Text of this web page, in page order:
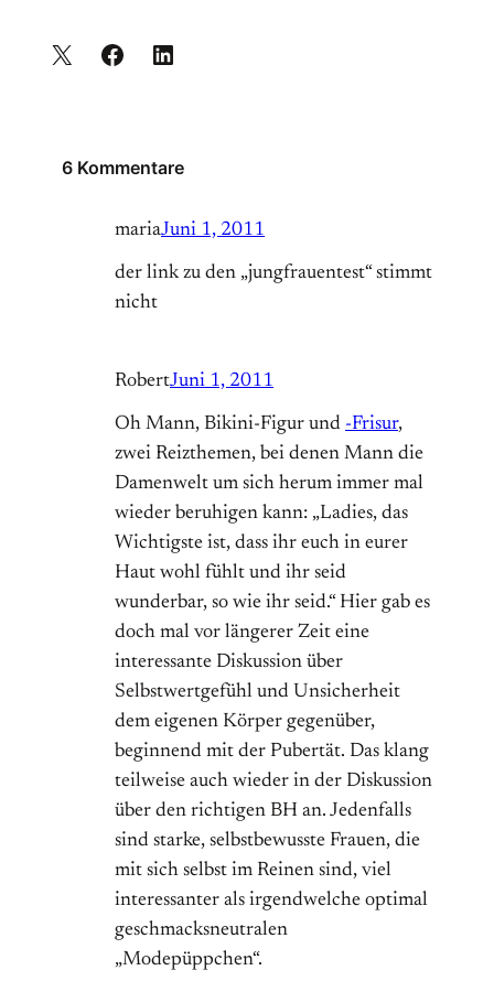
6 Kommentare
mariaJuni 1, 2011
der link zu den „jungfrauentest“ stimmt
nicht
RobertJuni 1, 2011
Oh Mann, Bikini-Figur und -Frisur,
zwei Reizthemen, bei denen Mann die
Damenwelt um sich herum immer mal
wieder beruhigen kann: „Ladies, das
Wichtigste ist, dass ihr euch in eurer
Haut wohl fühlt und ihr seid
wunderbar, so wie ihr seid.“ Hier gab es
doch mal vor längerer Zeit eine
interessante Diskussion über
Selbstwertgefühl und Unsicherheit
dem eigenen Körper gegenüber,
beginnend mit der Pubertät. Das klang
teilweise auch wieder in der Diskussion
über den richtigen BH an. Jedenfalls
sind starke, selbstbewusste Frauen, die
mit sich selbst im Reinen sind, viel
interessanter als irgendwelche optimal
geschmacksneutralen
„Modepüppchen“.